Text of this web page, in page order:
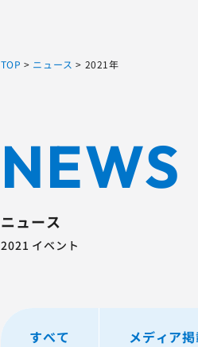
TOP > ニュース > 2021年
NEWS
ニュース
2021 イベント
すべて メディア